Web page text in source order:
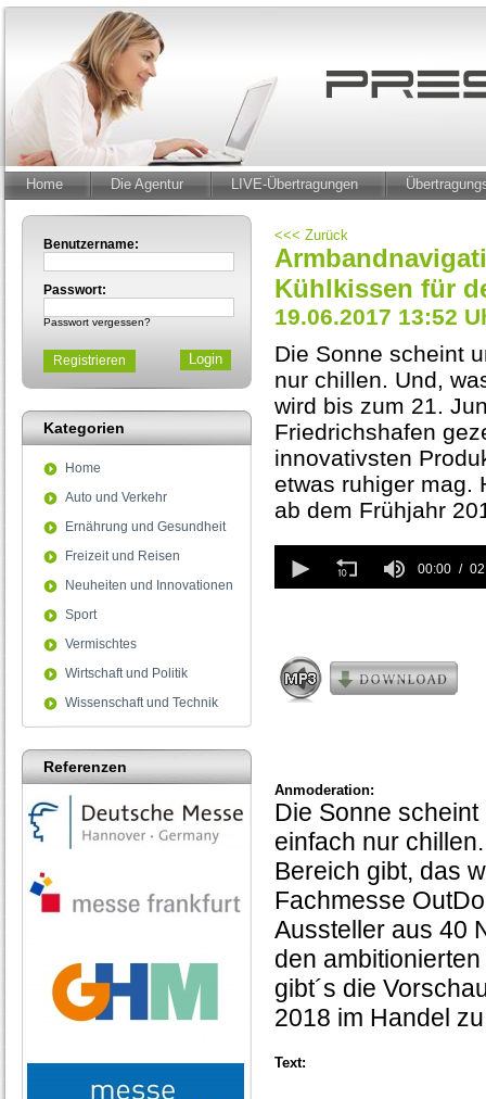
Home Die Agentur LIVE-Übertragungen
Benutzername:
Passwort:
Passwort vergessen?
Registrieren
Kategorien
Home
Auto und Verkehr
Ernährung und Gesundheit
Freizeit und Reisen
Neuheiten und Innovationen
Sport
Vermischtes
Wirtschaft und Politik
Wissenschaft und Technik
Referenzen
<<< Zurück
Kühlkissen für
19.06.2017 13:52
Die Sonne scheint
nur chillen. Und,
wird bis zum 21.
Friedrichshafen
innovativsten
etwas ruhiger mag.
ab dem Frühjahr
seconds
of
seconds
00:00
Anmoderation:
Die Sonne
einfach nur
Bereich gibt, das
Fachmesse
Aussteller aus 40
den
gibt´s die
2018 im Handel
Text: